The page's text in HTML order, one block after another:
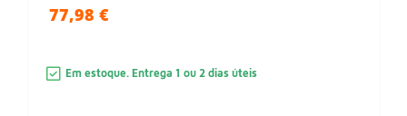
77,98 €
Em estoque. Entrega 1 ou 2 dias úteis